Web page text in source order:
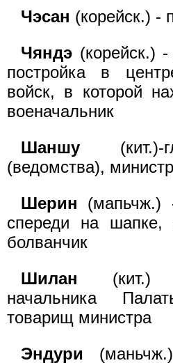
Чэсан (корейск.) -
Чяндэ (корейск.)
постройка в
войск, в которой
военачальник
Шаншу (кит.)-
(ведомства), министр
Шерин (мапьчж.)
спереди на шапке,
болванчик
Шилан (кит.)
начальника
товарищ министра
Эндури